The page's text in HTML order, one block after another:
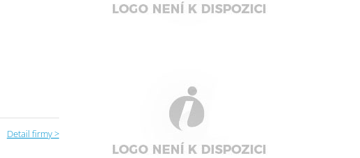
Detail firmy >